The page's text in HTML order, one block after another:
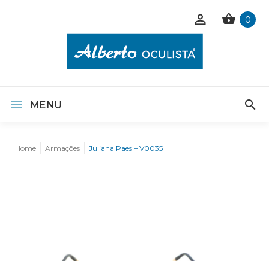
0
MENU
Home Armações Juliana Paes – V0035